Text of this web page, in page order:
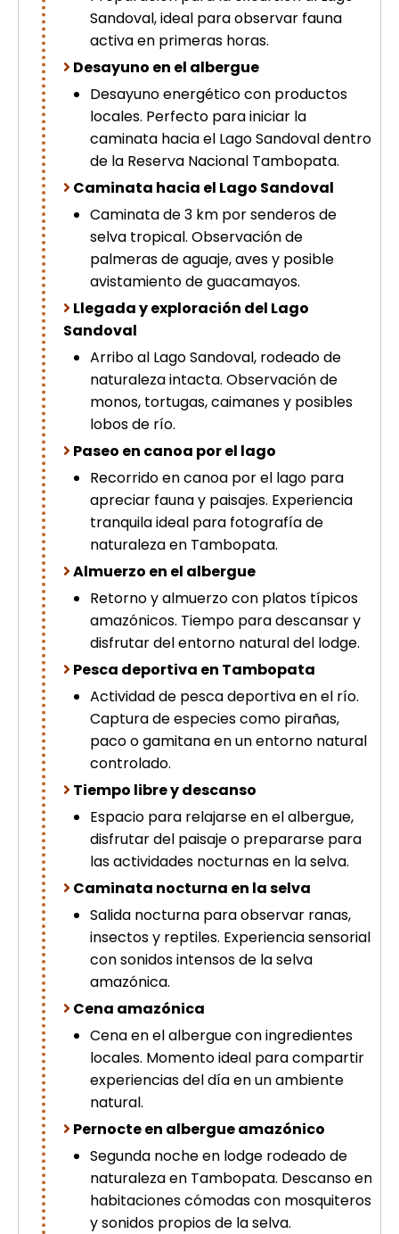
Sandoval, ideal para observar fauna
activa en primeras horas.
Desayuno en el albergue
Desayuno energético con productos
locales. Perfecto para iniciar la
caminata hacia el Lago Sandoval dentro
de la Reserva Nacional Tambopata.
Caminata hacia el Lago Sandoval
Caminata de 3 km por senderos de
selva tropical. Observación de
palmeras de aguaje, aves y posible
avistamiento de guacamayos.
Llegada y exploración del Lago
Sandoval
Arribo al Lago Sandoval, rodeado de
naturaleza intacta. Observación de
monos, tortugas, caimanes y posibles
lobos de río.
Paseo en canoa por el lago
Recorrido en canoa por el lago para
apreciar fauna y paisajes. Experiencia
tranquila ideal para fotografía de
naturaleza en Tambopata.
Almuerzo en el albergue
Retorno y almuerzo con platos típicos
amazónicos. Tiempo para descansar y
disfrutar del entorno natural del lodge.
Pesca deportiva en Tambopata
Actividad de pesca deportiva en el río.
Captura de especies como pirañas,
paco o gamitana en un entorno natural
controlado.
Tiempo libre y descanso
Espacio para relajarse en el albergue,
disfrutar del paisaje o prepararse para
las actividades nocturnas en la selva.
Caminata nocturna en la selva
Salida nocturna para observar ranas,
insectos y reptiles. Experiencia sensorial
con sonidos intensos de la selva
amazónica.
Cena amazónica
Cena en el albergue con ingredientes
locales. Momento ideal para compartir
experiencias del día en un ambiente
natural.
Pernocte en albergue amazónico
Segunda noche en lodge rodeado de
naturaleza en Tambopata. Descanso en
habitaciones cómodas con mosquiteros
y sonidos propios de la selva.